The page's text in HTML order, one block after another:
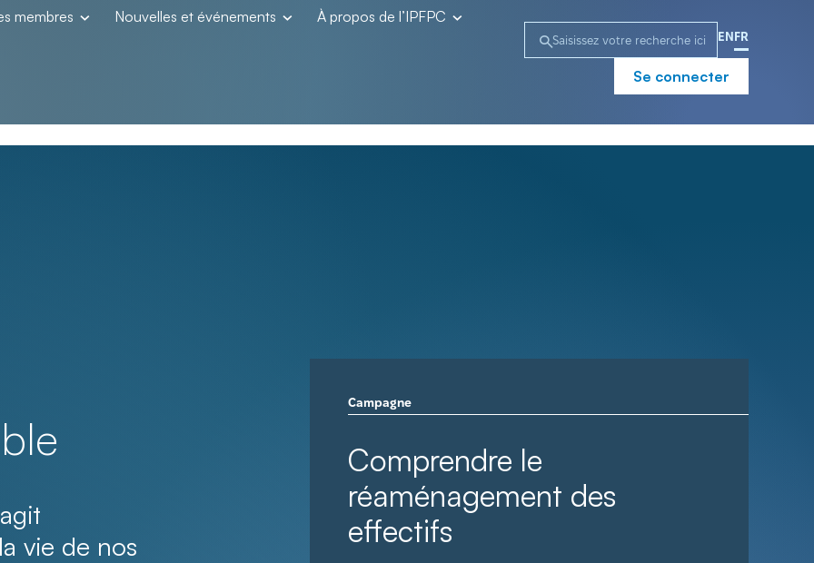
membres Nouvelles et événements À propos de l’IPFPC
EN FR
Se connecter
vie de nos
Campagne
Comprendre le
réaménagement des
effectifs